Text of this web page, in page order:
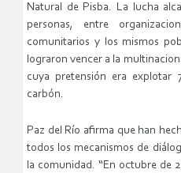
Natural de Pisba. La lucha
personas, entre
comunitarios y los mismos
lograron vencer a la
cuya pretensión era explotar
carbón.
Paz del Río afirma que han
todos los mecanismos de
la comunidad. “En octubre de